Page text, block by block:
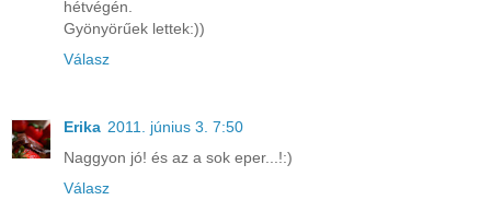
hétvégén.
Gyönyörűek lettek:))
Válasz
Erika 2011. június 3. 7:50
Naggyon jó! és az a sok eper...!:)
Válasz